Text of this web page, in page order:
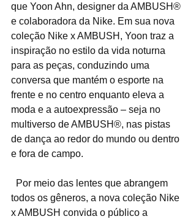
que Yoon Ahn, designer da AMBUSH®
e colaboradora da Nike. Em sua nova
coleção Nike x AMBUSH, Yoon traz a
inspiração no estilo da vida noturna
para as peças, conduzindo uma
conversa que mantém o esporte na
frente e no centro enquanto eleva a
moda e a autoexpressão – seja no
multiverso de AMBUSH®, nas pistas
de dança ao redor do mundo ou dentro
e fora de campo.
todos os gêneros, a nova coleção Nike
x AMBUSH convida o público a